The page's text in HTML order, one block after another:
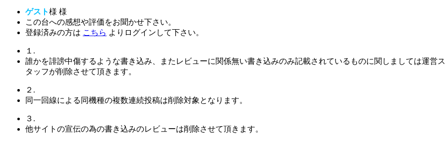
ゲスト様 様
この台への感想や評価をお聞かせ下さい。
登録済みの方は こちら よりログインして下さい。
１.
誰かを誹謗中傷するような書き込み、またレビューに関係無い書き込みのみ記載されているものに関しましては運営ス
タッフが削除させて頂きます。
２.
同一回線による同機種の複数連続投稿は削除対象となります。
３.
他サイトの宣伝の為の書き込みのレビューは削除させて頂きます。